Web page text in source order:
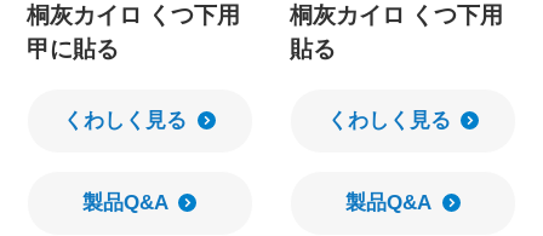
桐灰カイロ くつ下用
甲に貼る
くわしく見る
製品Q&A
桐灰カイロ くつ下用
貼る
くわしく見る
製品Q&A